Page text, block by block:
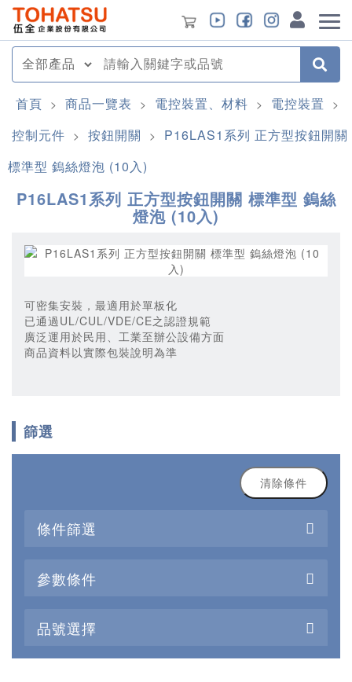
首頁 > 商品一覽表 > 電控裝置、材料 > 電控裝置 >
控制元件 > 按鈕開關 >
P16LAS1系列 正方型按鈕開關
標準型 鎢絲燈泡 (10入)
P16LAS1系列 正方型按鈕開關 標準型 鎢絲
燈泡 (10入)
可密集安裝，最適用於單板化
已通過UL/CUL/VDE/CE之認證規範
廣泛運用於民用、工業至辦公設備方面
商品資料以實際包裝說明為準
篩選
清除條件
條件篩選
參數條件
品號選擇